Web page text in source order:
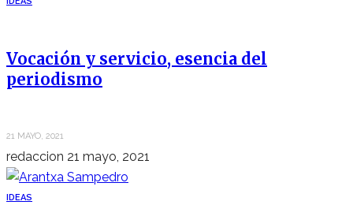
Vocación y servicio, esencia del
periodismo
21 MAYO, 2021
redaccion 21 mayo, 2021
IDEAS